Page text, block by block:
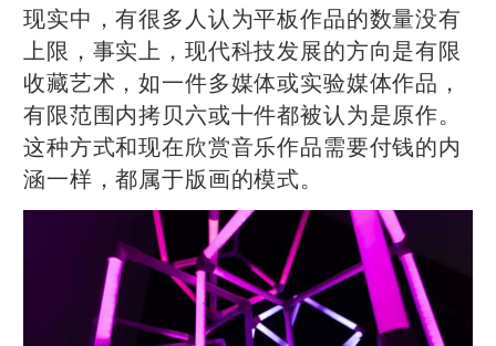
现实中，有很多人认为平板作品的数量没有
上限，事实上，现代科技发展的方向是有限
收藏艺术，如一件多媒体或实验媒体作品，
有限范围内拷贝六或十件都被认为是原作。
这种方式和现在欣赏音乐作品需要付钱的内
涵一样，都属于版画的模式。